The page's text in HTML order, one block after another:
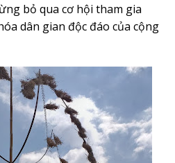
bỏ qua cơ hội tham gia
dân gian độc đáo của cộng